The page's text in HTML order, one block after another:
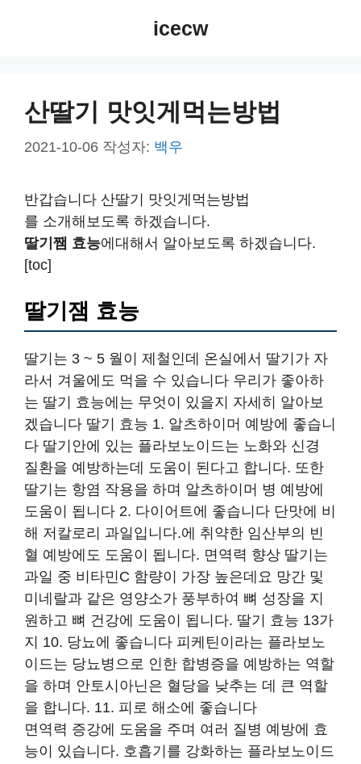
icecw
산딸기 맛잇게먹는방법
2021-10-06 작성자: 백우
반갑습니다 산딸기 맛잇게먹는방법
를 소개해보도록 하겠습니다.
딸기쨈 효능에대해서 알아보도록 하겠습니다.
[toc]
딸기잼 효능
딸기는 3 ~ 5 월이 제철인데 온실에서 딸기가 자
라서 겨울에도 먹을 수 있습니다 우리가 좋아하
는 딸기 효능에는 무엇이 있을지 자세히 알아보
겠습니다 딸기 효능 1. 알츠하이머 예방에 좋습니
다 딸기안에 있는 플라보노이드는 노화와 신경
질환을 예방하는데 도움이 된다고 합니다. 또한
딸기는 항염 작용을 하며 알츠하이머 병 예방에
도움이 됩니다 2. 다이어트에 좋습니다 단맛에 비
해 저칼로리 과일입니다.에 취약한 임산부의 빈
혈 예방에도 도움이 됩니다. 면역력 향상 딸기는
과일 중 비타민C 함량이 가장 높은데요 망간 및
미네랄과 같은 영양소가 풍부하여 뼈 성장을 지
원하고 뼈 건강에 도움이 됩니다. 딸기 효능 13가
지 10. 당뇨에 좋습니다 피케틴이라는 플라보노
이드는 당뇨병으로 인한 합병증을 예방하는 역할
을 하며 안토시아닌은 혈당을 낮추는 데 큰 역할
을 합니다. 11. 피로 해소에 좋습니다
면역력 증강에 도움을 주며 여러 질병 예방에 효
능이 있습니다. 호흡기를 강화하는 플라보노이드